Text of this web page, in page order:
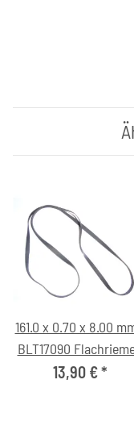
161.0 x 0.70 x 8.00
BLT17090
13,90 €*